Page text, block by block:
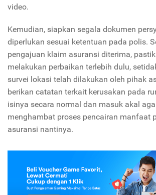
video.
Kemudian, siapkan segala dokumen
diperlukan sesuai ketentuan pada polis.
pengajuan klaim asuransi diterima,
melakukan perbaikan terlebih dulu,
survei lokasi telah dilakukan oleh pihak
berikan catatan terkait kerusakan pada
isinya secara normal dan masuk akal
menghambat proses pencairan manfaat
asuransi nantinya.